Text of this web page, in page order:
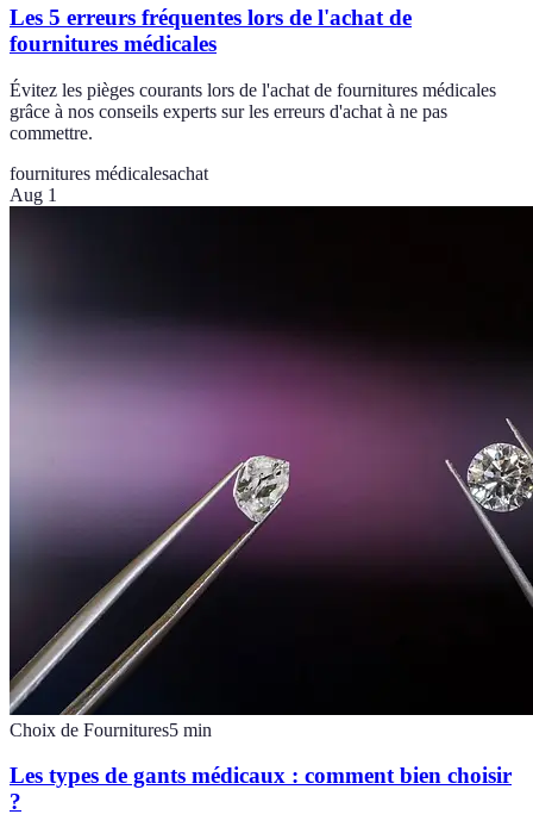
Les 5 erreurs fréquentes lors de l'achat de
fournitures médicales
Évitez les pièges courants lors de l'achat de fournitures médicales
grâce à nos conseils experts sur les erreurs d'achat à ne pas
commettre.
fournitures médicalesachat
Aug 1
Choix de Fournitures5 min
Les types de gants médicaux : comment bien choisir
?